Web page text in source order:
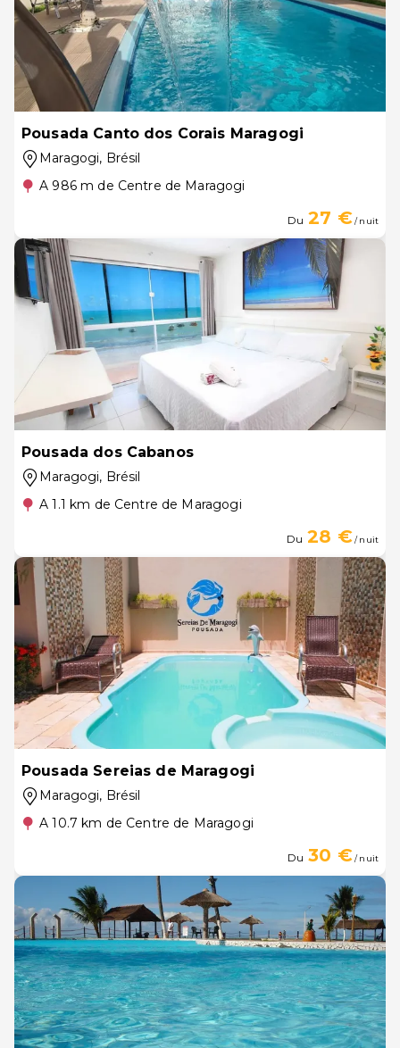
Pousada Canto dos Corais Maragogi
Maragogi, Brésil
A 986 m de Centre de Maragogi
Du 27 €/ nuit
Pousada dos Cabanos
Maragogi, Brésil
A 1.1 km de Centre de Maragogi
Du 28 €/ nuit
Pousada Sereias de Maragogi
Maragogi, Brésil
A 10.7 km de Centre de Maragogi
Du 30 €/ nuit